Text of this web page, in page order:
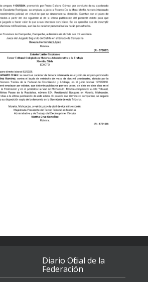
Diario Oficial de la
Federación